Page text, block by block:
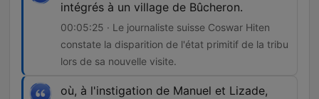
intégrés à un village de Bûcheron.
00:05:25 · Le journaliste suisse Coswar Hiten
constate la disparition de l'état primitif de la tribu
lors de sa nouvelle visite.
où, à l'instigation de Manuel et Lizade,